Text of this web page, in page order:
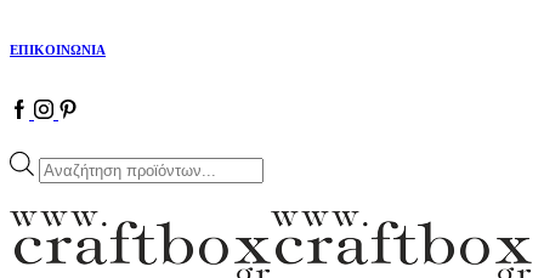
ΕΠΙΚΟΙΝΩΝΙΑ
Facebook
Instagram
Pinterest
Products
search